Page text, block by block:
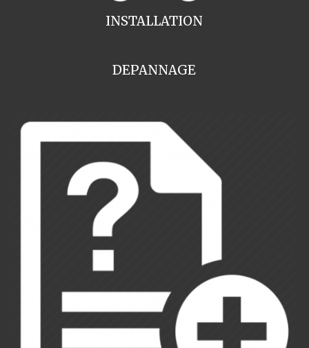
INSTALLATION
DEPANNAGE